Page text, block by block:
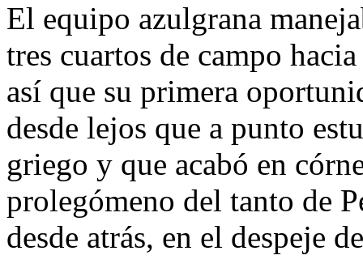
El equipo azulgrana
tres cuartos de campo
así que su primera
desde lejos que a punto
griego y que acabó en
prolegómeno del tanto de
desde atrás, en el despeje